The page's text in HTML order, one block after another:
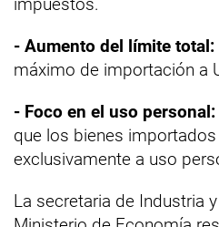
- Aumento del límite total:
máximo de importación a
- Foco en el uso personal:
que los bienes
exclusivamente a uso
La secretaria de Industria